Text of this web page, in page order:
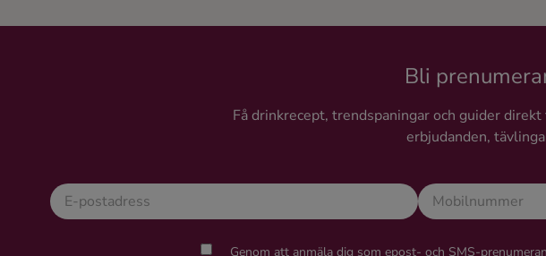
Bli
Få drinkrecept, trendspaningar och guider
erbjudanden,
Genom att anmäla dig som epost- och SMS-